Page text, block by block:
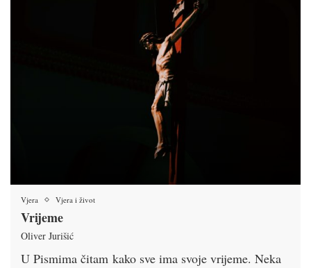
Vjera Vjera i život
Vrijeme
Oliver Jurišić
U Pismima čitam kako sve ima svoje vrijeme. Neka